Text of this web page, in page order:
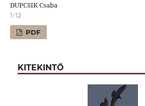
DUPCSIK Csaba
1-12
PDF
KITEKINTŐ